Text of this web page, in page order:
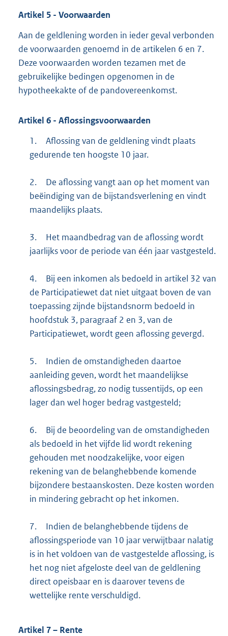
Artikel 5 - Voorwaarden
Aan de geldlening worden in ieder geval verbonden
de voorwaarden genoemd in de artikelen 6 en 7.
Deze voorwaarden worden tezamen met de
gebruikelijke bedingen opgenomen in de
hypotheekakte of de pandovereenkomst.
Artikel 6 - Aflossingsvoorwaarden
1.
Aflossing van de geldlening vindt plaats
gedurende ten hoogste 10 jaar.
2.
De aflossing vangt aan op het moment van
beëindiging van de bijstandsverlening en vindt
maandelijks plaats.
3.
Het maandbedrag van de aflossing wordt
jaarlijks voor de periode van één jaar vastgesteld.
4.
Bij een inkomen als bedoeld in artikel 32 van
de Participatiewet dat niet uitgaat boven de van
toepassing zijnde bijstandsnorm bedoeld in
hoofdstuk 3, paragraaf 2 en 3, van de
Participatiewet, wordt geen aflossing gevergd.
5.
Indien de omstandigheden daartoe
aanleiding geven, wordt het maandelijkse
aflossingsbedrag, zo nodig tussentijds, op een
lager dan wel hoger bedrag vastgesteld;
6.
Bij de beoordeling van de omstandigheden
als bedoeld in het vijfde lid wordt rekening
gehouden met noodzakelijke, voor eigen
rekening van de belanghebbende komende
bijzondere bestaanskosten. Deze kosten worden
in mindering gebracht op het inkomen.
7.
Indien de belanghebbende tijdens de
aflossingsperiode van 10 jaar verwijtbaar nalatig
is in het voldoen van de vastgestelde aflossing, is
het nog niet afgeloste deel van de geldlening
direct opeisbaar en is daarover tevens de
wettelijke rente verschuldigd.
Artikel 7– Rente